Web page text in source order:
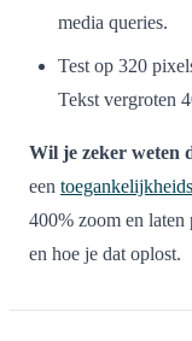
media queries.
Test op 320
Tekst vergroten
Wil je zeker weten
een
400% zoom en
en hoe je dat oplost.